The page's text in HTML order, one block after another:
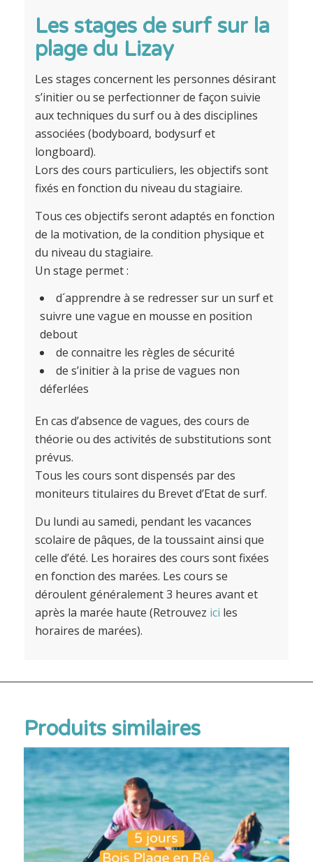
Les stages de surf sur la
plage du Lizay
Les stages concernent les personnes désirant
s’initier ou se perfectionner de façon suivie
aux techniques du surf ou à des disciplines
associées (bodyboard, bodysurf et
longboard).
Lors des cours particuliers, les objectifs sont
fixés en fonction du niveau du stagiaire.
Tous ces objectifs seront adaptés en fonction
de la motivation, de la condition physique et
du niveau du stagiaire.
Un stage permet :
d´apprendre à se redresser sur un surf et
suivre une vague en mousse en position
debout
de connaitre les règles de sécurité
de s’initier à la prise de vagues non
déferlées
En cas d’absence de vagues, des cours de
théorie ou des activités de substitutions sont
prévus.
Tous les cours sont dispensés par des
moniteurs titulaires du Brevet d’Etat de surf.
Du lundi au samedi, pendant les vacances
scolaire de pâques, de la toussaint ainsi que
celle d’été. Les horaires des cours sont fixées
en fonction des marées. Les cours se
déroulent généralement 3 heures avant et
après la marée haute (Retrouvez ici les
horaires de marées).
Produits similaires